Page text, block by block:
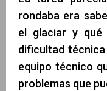
rondaba era
el glaciar y
dificultad
equipo técnico
problemas que